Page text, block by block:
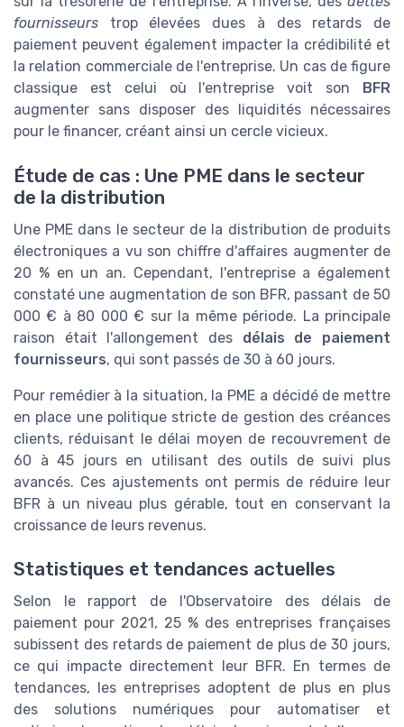
fournisseurs trop élevées dues à des retards de
paiement peuvent également impacter la crédibilité et
la relation commerciale de l'entreprise. Un cas de figure
classique est celui où l'entreprise voit son
BFR
augmenter sans disposer des liquidités nécessaires
pour le financer, créant ainsi un cercle vicieux.
Étude de cas : Une PME dans le secteur
de la distribution
Une PME dans le secteur de la distribution de produits
électroniques a vu son chiffre d'affaires augmenter de
20 % en un an. Cependant, l'entreprise a également
constaté une augmentation de son BFR, passant de 50
000 € à 80 000 € sur la même période. La principale
raison était l'allongement des délais de paiement
fournisseurs, qui sont passés de 30 à 60 jours.
Pour remédier à la situation, la PME a décidé de mettre
en place une politique stricte de gestion des créances
clients, réduisant le délai moyen de recouvrement de
60 à 45 jours en utilisant des outils de suivi plus
avancés. Ces ajustements ont permis de réduire leur
BFR à un niveau plus gérable, tout en conservant la
croissance de leurs revenus.
Statistiques et tendances actuelles
Selon le rapport de l'Observatoire des délais de
paiement pour 2021, 25 % des entreprises françaises
subissent des retards de paiement de plus de 30 jours,
ce qui impacte directement leur BFR. En termes de
tendances, les entreprises adoptent de plus en plus
des solutions numériques pour automatiser et